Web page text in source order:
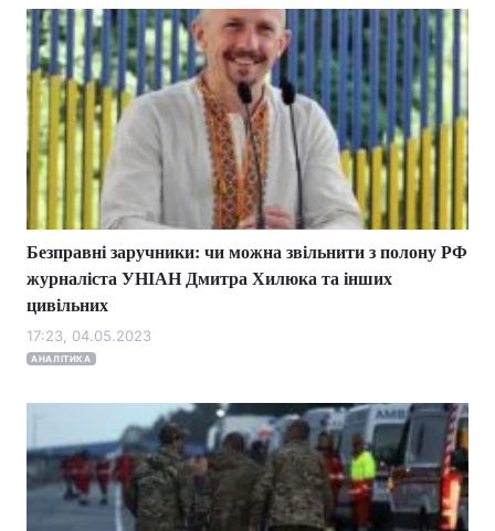
Безправні заручники: чи можна звільнити з полону РФ
журналіста УНІАН Дмитра Хилюка та інших
цивільних
17:23, 04.05.2023
АНАЛІТИКА